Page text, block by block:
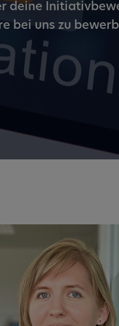
deine
bei uns zu